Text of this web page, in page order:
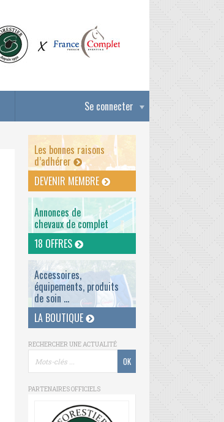
Se connecter
Les bonnes raisons
d’adhérer
DEVENIR MEMBRE
Annonces de
chevaux de complet
18 OFFRES
Accessoires,
équipements, produits
de soin ...
LA BOUTIQUE
RECHERCHER UNE ACTUALITÉ
PARTENAIRES OFFICIELS